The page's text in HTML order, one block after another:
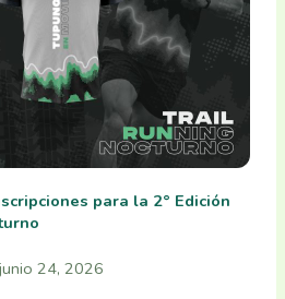
para la 2° Edición
junio 24, 2026